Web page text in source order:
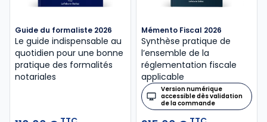
Guide du formaliste 2026
Le guide indispensable au
quotidien pour une bonne
pratique des formalités
notariales
Mémento Fiscal 2026
Synthèse pratique de
l’ensemble de la
réglementation fiscale
applicable
Version numérique
accessible dès validation
de la commande